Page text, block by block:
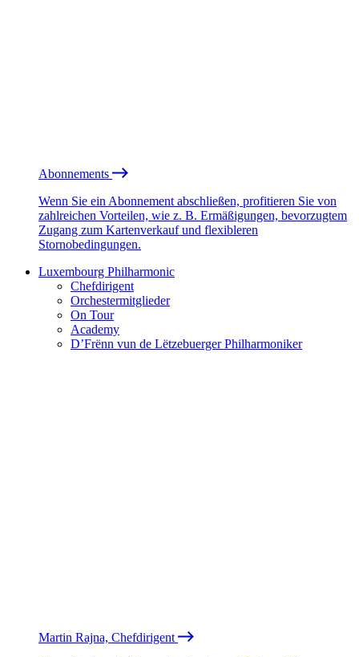
Abonnements
Wenn Sie ein Abonnement abschließen, profitieren Sie von
zahlreichen Vorteilen, wie z. B. Ermäßigungen, bevorzugtem
Zugang zum Kartenverkauf und flexibleren
Stornobedingungen.
Luxembourg Philharmonic
Chefdirigent
Orchestermitglieder
On Tour
Academy
D’Frënn vun de Lëtzebuerger Philharmoniker
Martin Rajna, Chefdirigent